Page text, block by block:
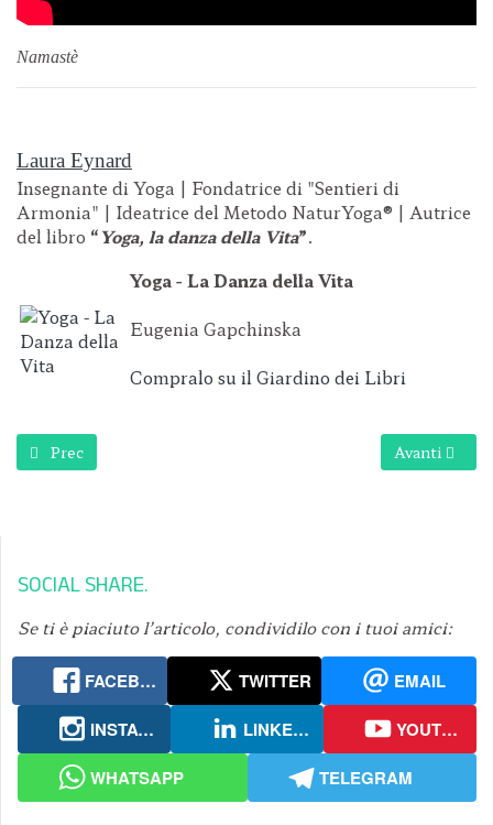
Namastè
Laura Eynard
Insegnante di Yoga | Fondatrice di "Sentieri di
Armonia" | Ideatrice del Metodo NaturYoga® | Autrice
del libro “Yoga, la danza della Vita”.
Yoga - La Danza della Vita
Eugenia Gapchinska
Compralo su il Giardino dei Libri
Articolo precedente: Primavera = Pulizia
Prec Articolo
Avanti
SOCIAL SHARE
Se ti è piaciuto l’articolo, condividilo con i tuoi amici:
FACEBOOK TWITTER
EMAIL
INSTAGRAM
LINKEDIN
YOUTUBE
WHATSAPP
TELEGRAM